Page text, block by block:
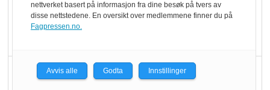
Færre varer, men fulle
KI lager mat i butikken
nettverket basert på informasjon fra dine besøk på tvers av
disse nettstedene. En oversikt over medlemmene finner du på
Fagpressen.no.
Avvis alle Godta Innstillinger